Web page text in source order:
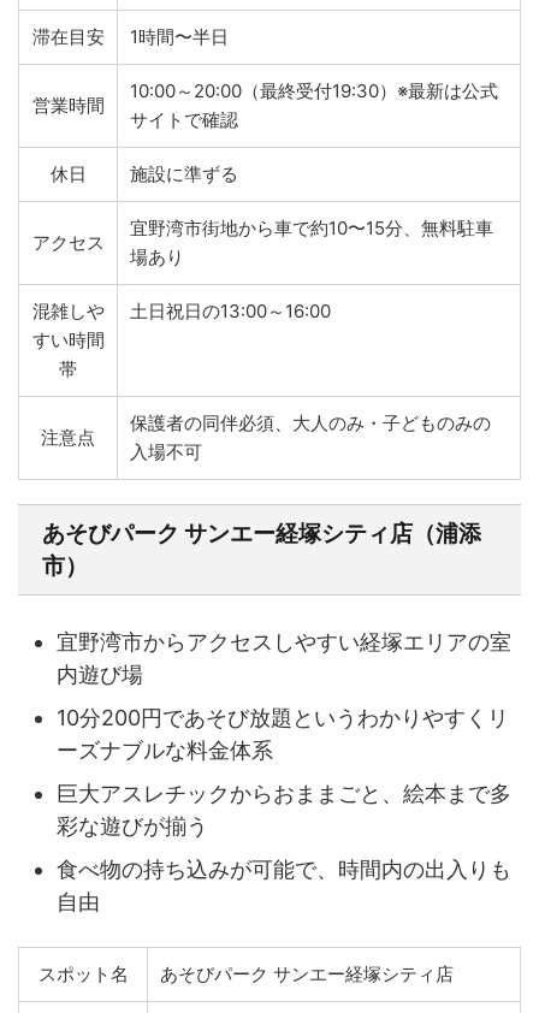
滞在目安 1時間〜半日
営業時間
10:00～20:00（最終受付19:30）※最新は公式
サイトで確認
休日 施設に準ずる
アクセス
宜野湾市街地から車で約10〜15分、無料駐車
場あり
混雑しや
すい時間
帯
土日祝日の13:00～16:00
注意点
保護者の同伴必須、大人のみ・子どものみの
入場不可
あそびパーク サンエー経塚シティ店（浦添
市）
宜野湾市からアクセスしやすい経塚エリアの室
内遊び場
10分200円であそび放題というわかりやすくリ
ーズナブルな料金体系
巨大アスレチックからおままごと、絵本まで多
彩な遊びが揃う
食べ物の持ち込みが可能で、時間内の出入りも
自由
スポット名 あそびパーク サンエー経塚シティ店